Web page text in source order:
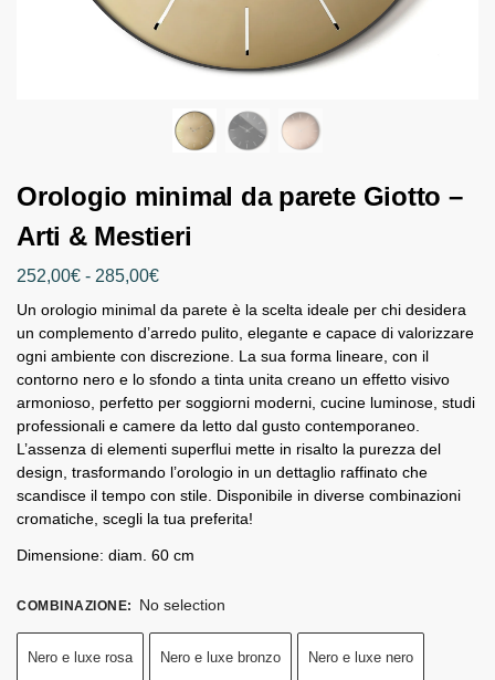
Orologio minimal da parete Giotto –
Arti & Mestieri
252,00€ - 285,00€
Un orologio minimal da parete è la scelta ideale per chi desidera
un complemento d’arredo pulito, elegante e capace di valorizzare
ogni ambiente con discrezione. La sua forma lineare, con il
contorno nero e lo sfondo a tinta unita creano un effetto visivo
armonioso, perfetto per soggiorni moderni, cucine luminose, studi
professionali e camere da letto dal gusto contemporaneo.
L’assenza di elementi superflui mette in risalto la purezza del
design, trasformando l’orologio in un dettaglio raffinato che
scandisce il tempo con stile. Disponibile in diverse combinazioni
cromatiche, scegli la tua preferita!
Dimensione: diam. 60 cm
COMBINAZIONE: No selection
Nero e luxe rosa Nero e luxe bronzo Nero e luxe nero